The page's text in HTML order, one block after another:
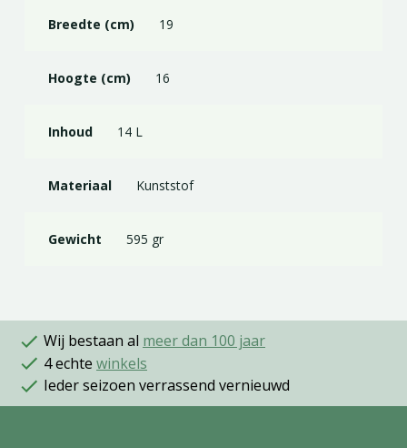
Breedte (cm) 19
Hoogte (cm) 16
Inhoud 14 L
Materiaal Kunststof
Gewicht 595 gr
Wij bestaan al meer dan 100 jaar
4 echte winkels
Ieder seizoen verrassend vernieuwd